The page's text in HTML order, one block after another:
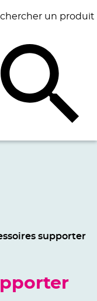
un produit
BUREAU
supporter